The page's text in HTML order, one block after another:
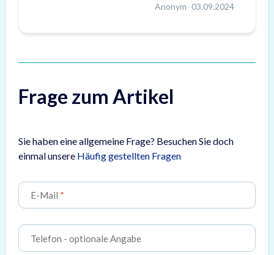
Anonym 03.09.2024
Frage zum Artikel
Sie haben eine allgemeine Frage? Besuchen Sie doch
einmal unsere Häufig gestellten Fragen
E-Mail
Telefon - optionale Angabe